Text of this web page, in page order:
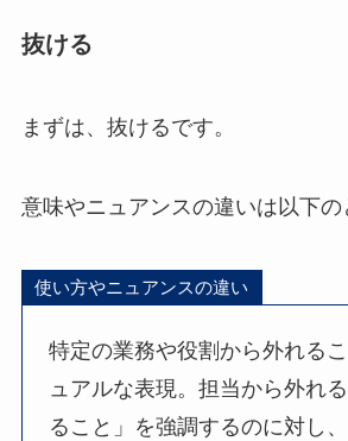
抜ける
まずは、抜けるです。
意味やニュアンスの違いは以下の
使い方やニュアンスの違い
特定の業務や役割から外れる
ュアルな表現。担当から外れ
ること」を強調するのに対し